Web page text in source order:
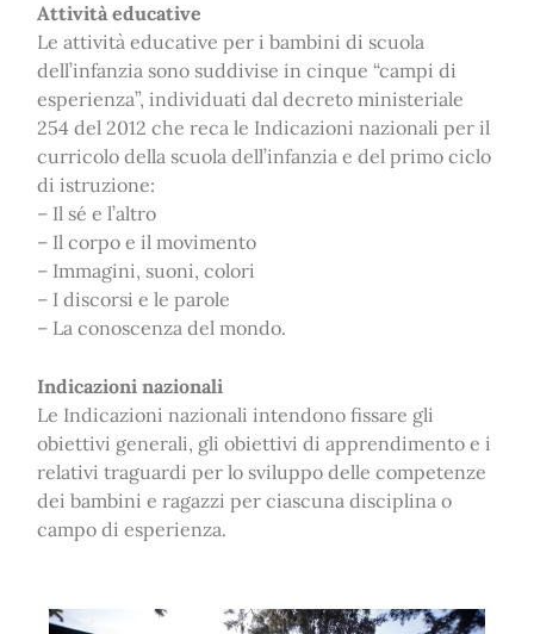
Attività educative
Le attività educative per i bambini di scuola
dell’infanzia sono suddivise in cinque “campi di
esperienza”, individuati dal decreto ministeriale
254 del 2012 che reca le Indicazioni nazionali per il
curricolo della scuola dell’infanzia e del primo ciclo
di istruzione:
– Il sé e l’altro
– Il corpo e il movimento
– Immagini, suoni, colori
– I discorsi e le parole
– La conoscenza del mondo.
Indicazioni nazionali
Le Indicazioni nazionali intendono fissare gli
obiettivi generali, gli obiettivi di apprendimento e i
relativi traguardi per lo sviluppo delle competenze
dei bambini e ragazzi per ciascuna disciplina o
campo di esperienza.